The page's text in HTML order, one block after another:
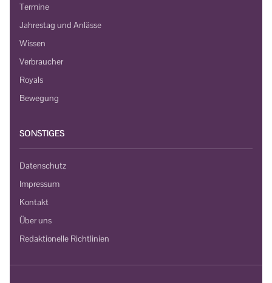
Termine
Jahrestag und Anlässe
Wissen
Verbraucher
Royals
Bewegung
SONSTIGES
Datenschutz
Impressum
Kontakt
Über uns
Redaktionelle Richtlinien